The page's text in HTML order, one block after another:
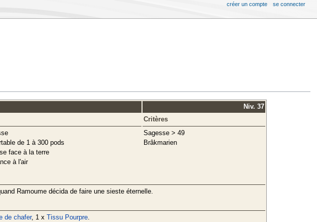
Niv. 37
Critères
de 1 à 300 pods
face à la terre
à l'air
Sagesse > 49
Brâkmarien
Ramoume décida de faire une sieste éternelle.
de chafer, 1 x Tissu Pourpre.
créer un compte se connecter